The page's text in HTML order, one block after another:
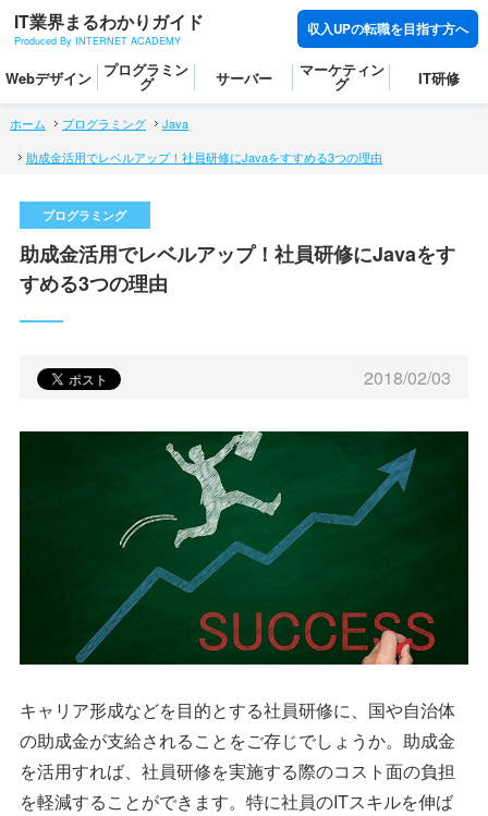
IT業界まるわかりガイド
Produced By INTERNET ACADEMY
収入UPの転職を目指す方へ
Webデザイン プログラミン
グ サーバー マーケティン
グ IT研修
ホーム プログラミング
Java
助成金活用でレベルアップ！社員研修にJavaをすすめる3つの理由
助成金活用でレベルアップ！社員研修にJavaをす
すめる3つの理由
2018/02/03
キャリア形成などを目的とする社員研修に、国や自治体
の助成金が支給されることをご存じでしょうか。助成金
を活用すれば、社員研修を実施する際のコスト面の負担
を軽減することができます。特に社員のITスキルを伸ば